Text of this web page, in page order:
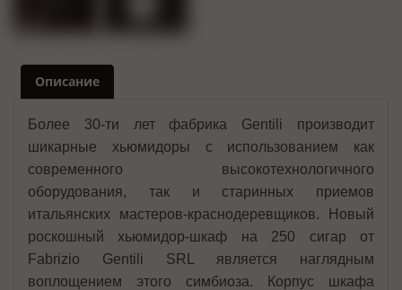
Описание
Более 30-ти лет фабрика Gentili производит
шикарные хьюмидоры c использованием как
современного высокотехнологичного
оборудования, так и старинных приемов
итальянских мастеров-краснодеревщиков. Новый
роскошный хьюмидор-шкаф на 250 сигар от
Fabrizio Gentili SRL является наглядным
воплощением этого симбиоза. Корпус шкафа